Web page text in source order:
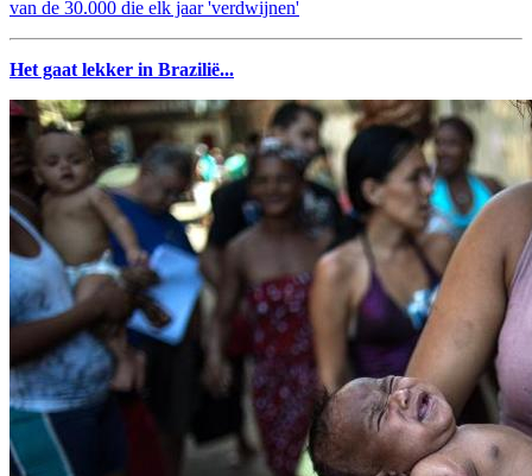
van de 30.000 die elk jaar 'verdwijnen'
Het gaat lekker in Brazilië...